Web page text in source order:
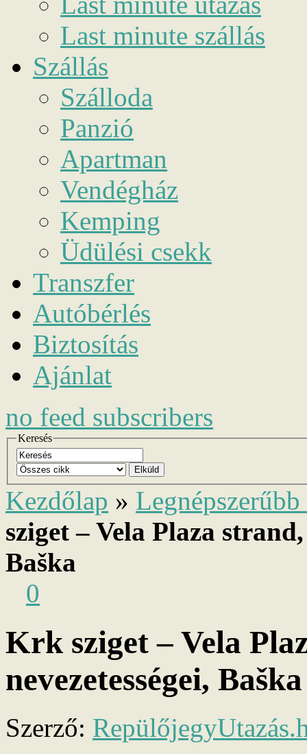
Last minute szállás
Szállás
Szálloda
Panzió
Apartman
Vendégház
Kemping
Üdülési csekk
Transzfer
Autóbérlés
Biztosítás
Ajánlat
no feed subscribers
Keresés
Elküld
Kezdőlap »
sziget – Vela Plaza
Baška
0
Krk sziget – Vela
nevezetességei,
Szerző: